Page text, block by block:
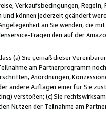
Verkaufsbedingungen,
können jederzeit geändert
an Sie wenden, die
Fragen den auf der
(a) Sie gemäß dieser
am Partnerprogramm
Anordnungen,
andere Auflagen einer für Sie
verstoßen; (c) Sie
Nutzen der Teilnahme am